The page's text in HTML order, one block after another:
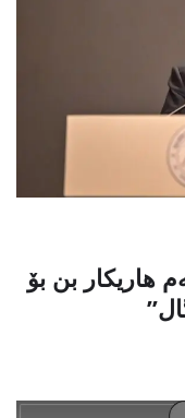
هاریكار بن بۆ